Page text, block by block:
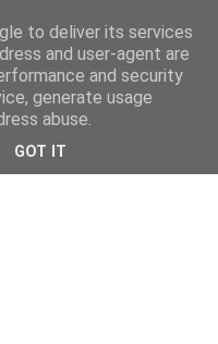
to deliver its services
and user-agent are
and security
generate usage
abuse.
GOT IT